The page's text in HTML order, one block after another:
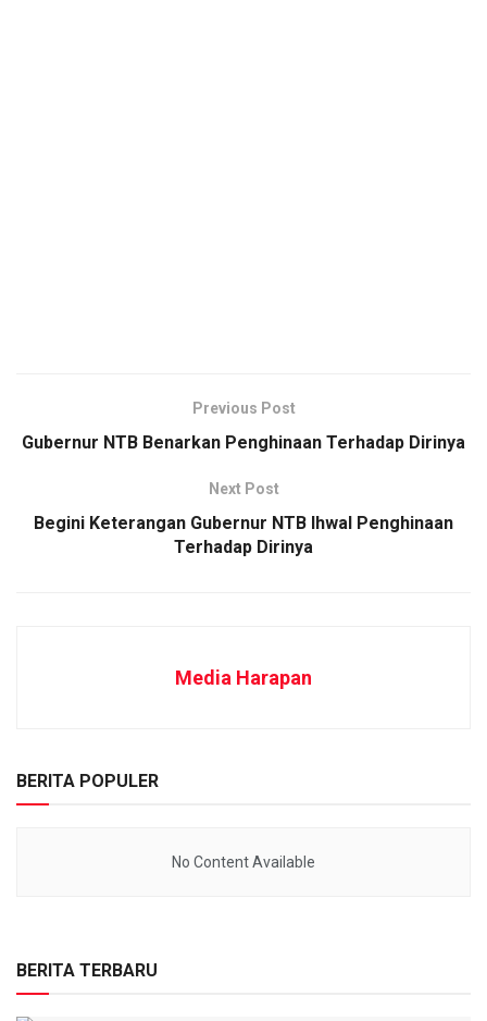
Previous Post
Gubernur NTB Benarkan Penghinaan Terhadap Dirinya
Next Post
Begini Keterangan Gubernur NTB Ihwal Penghinaan
Terhadap Dirinya
Media Harapan
BERITA POPULER
No Content Available
BERITA TERBARU